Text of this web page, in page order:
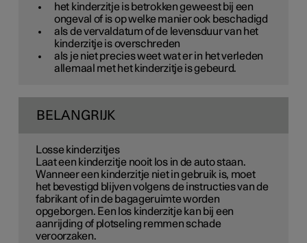
het kinderzitje is betrokken geweest bij een
ongeval of is op welke manier ook beschadigd
als de vervaldatum of de levensduur van het
kinderzitje is overschreden
als je niet precies weet wat er in het verleden
allemaal met het kinderzitje is gebeurd.
BELANGRIJK
Losse kinderzitjes
Laat een kinderzitje nooit los in de auto staan.
Wanneer een kinderzitje niet in gebruik is, moet
het bevestigd blijven volgens de instructies van de
fabrikant of in de bagageruimte worden
opgeborgen. Een los kinderzitje kan bij een
aanrijding of plotseling remmen schade
veroorzaken.